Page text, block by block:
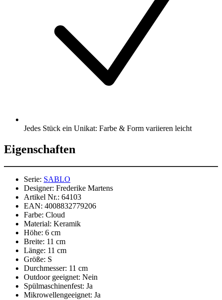
Jedes Stück ein Unikat: Farbe & Form variieren leicht
Eigenschaften
Serie: SABLO
Designer: Frederike Martens
Artikel Nr.: 64103
EAN: 4008832779206
Farbe: Cloud
Material: Keramik
Höhe: 6 cm
Breite: 11 cm
Länge: 11 cm
Größe: S
Durchmesser: 11 cm
Outdoor geeignet: Nein
Spülmaschinenfest: Ja
Mikrowellengeeignet: Ja